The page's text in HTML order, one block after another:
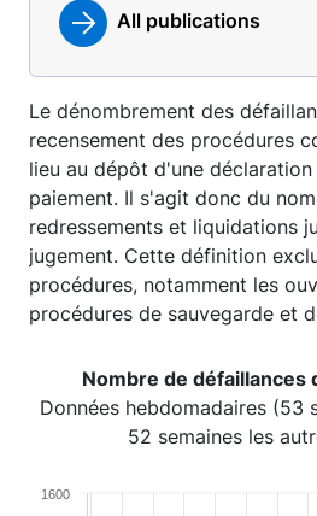
All publications
Le dénombrement des
recensement des procédures
lieu au dépôt d'une
paiement. Il s'agit donc du
redressements et liquidations
jugement. Cette définition
procédures, notamment les
procédures de sauvegarde et
Nombre de défaillances
Données hebdomadaires (53
52 semaines les
1600